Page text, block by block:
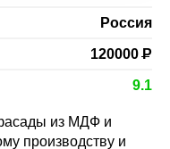
Россия
120000Р
9.1
из МДФ и
производству и